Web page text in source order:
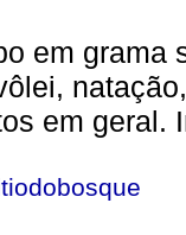
em grama
em geral.